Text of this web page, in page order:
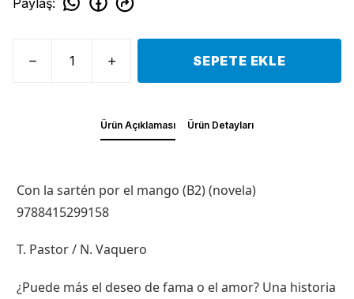
SEPETE EKLE
Ürün Açıklaması Ürün Detayları
Con la sartén por el mango (B2) (novela)
9788415299158
T. Pastor / N. Vaquero
¿Puede más el deseo de fama o el amor? Una historia